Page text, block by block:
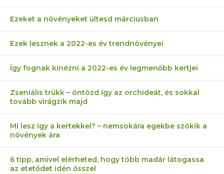
Ezeket a növényeket ültesd márciusban
Ezek lesznek a 2022-es év trendnövényei
Így fognak kinézni a 2022-es év legmenőbb kertjei
Zseniális trükk – öntözd így az orchideát, és sokkal
tovább virágzik majd
Mi lesz így a kertekkel? – nemsokára egekbe szökik a
növények ára
6 tipp, amivel elérheted, hogy több madár látogassa
az etetődet idén ősszel